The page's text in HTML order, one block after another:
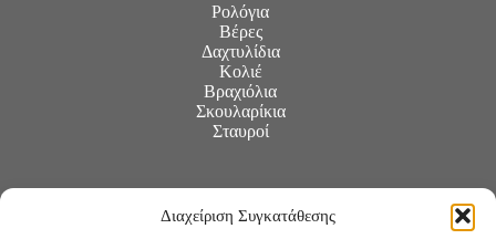
Διαχείριση Συγκατάθεσης
Ρολόγια
Βέρες
Δαχτυλίδια
Κολιέ
Βραχιόλια
Σκουλαρίκια
Σταυροί